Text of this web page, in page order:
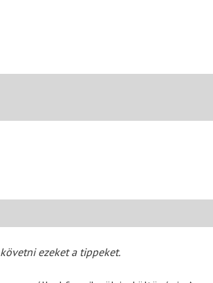
ezeket a tippeket.